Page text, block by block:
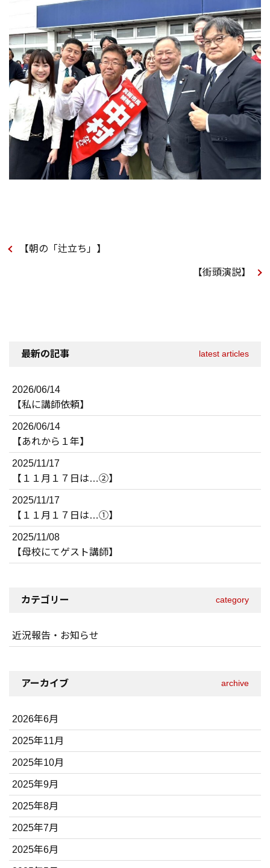
【朝の「辻立ち」】
【街頭演説】
最新の記事 latest articles
2026/06/14
【私に講師依頼】
2026/06/14
【あれから１年】
2025/11/17
【１１月１７日は…②】
2025/11/17
【１１月１７日は…①】
2025/11/08
【母校にてゲスト講師】
カテゴリー category
近況報告・お知らせ
アーカイブ archive
2026年6月
2025年11月
2025年10月
2025年9月
2025年8月
2025年7月
2025年6月